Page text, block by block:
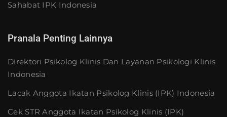
Sahabat IPK Indonesia
Pranala Penting Lainnya
Direktori Psikolog Klinis Dan Layanan Psikologi Klinis
Indonesia
Lacak Anggota Ikatan Psikolog Klinis (IPK) Indonesia
Cek STR Anggota Ikatan Psikolog Klinis (IPK)